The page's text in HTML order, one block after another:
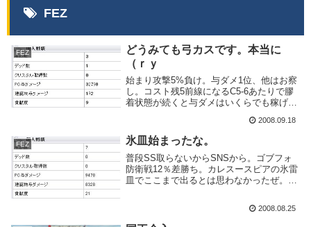
FEZ
FEZ
どうみても弓カスです。本当に
（ｒｙ
始まり攻撃5%負け。与ダメ1位、他はお察
し。コスト残5前線になるC5-6あたりで膠
着状態が続くと与ダメはいくらでも稼げる
様。最終的には押し込まれて上の開けた場
所に出たがそれでも30k超え。弓のスコア
は当...
2008.09.18
FEZ 氷皿始まったな。
普段SS取らないからSNSから。ゴブフォ
防衛戦12％差勝ち。カレスースピアの氷雷
皿でここまで出るとは思わなかったぜ。マ
2008.08.25